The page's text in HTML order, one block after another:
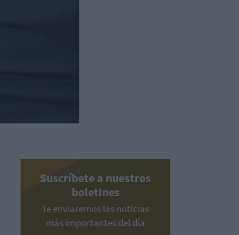
Suscríbete a nuestros
boletines
Te enviaremos las noticias
más importantes del día